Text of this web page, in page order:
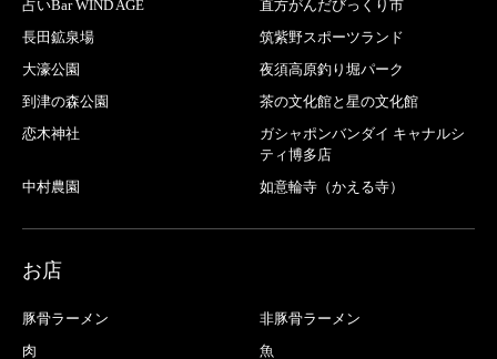
占いBar WIND AGE
直方がんだびっくり市
長田鉱泉場
筑紫野スポーツランド
大濠公園
夜須高原釣り堀パーク
到津の森公園
茶の文化館と星の文化館
恋木神社
ガシャポンバンダイ キャナルシ
ティ博多店
中村農園
如意輪寺（かえる寺）
お店
豚骨ラーメン
非豚骨ラーメン
肉
魚